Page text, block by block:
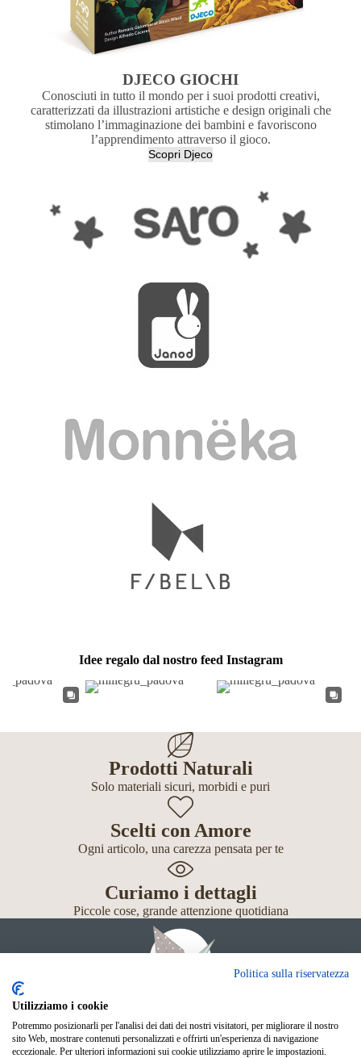
DJECO GIOCHI
Conosciuti in tutto il mondo per i suoi prodotti creativi,
caratterizzati da illustrazioni artistiche e design originali che
stimolano l’immaginazione dei bambini e favoriscono
l’apprendimento attraverso il gioco.
Scopri Djeco
Idee regalo dal nostro feed Instagram
Prodotti Naturali
Solo materiali sicuri, morbidi e puri
Scelti con Amore
Ogni articolo, una carezza pensata per te
Curiamo i dettagli
Piccole cose, grande attenzione quotidiana
Giochi
Neonato
Politica sulla riservatezza
Utilizziamo i cookie
Potremmo posizionarli per l'analisi dei dati dei nostri visitatori, per migliorare il nostro
sito Web, mostrare contenuti personalizzati e offrirti un'esperienza di navigazione
eccezionale. Per ulteriori informazioni sui cookie utilizziamo aprire le impostazioni.